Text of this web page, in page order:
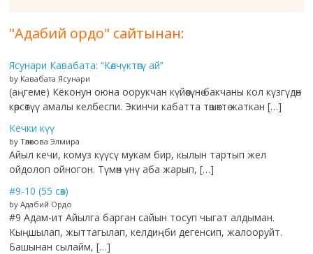
"Адабий ордо" сайтынан:
Ясунари Кавабата: “Көлчүктөгү ай”
by Кавабата Ясунари
(аңгеме) Кёконун оюна оорукчан күйөөсүнө бакчаны кол күзгүдөн
көрсөтүү амалы келбеспи. Экинчи кабатта төшөктө жаткан […]
Кечки күү
by Төлөкова Элмира
Айыл кечи, комуз күүсү мукам бир, кылын тартып жел
ойдолоп ойногон. Түмөн үнү аба жарып, […]
#9-10 (55 сөз)
by Адабий Ордо
#9 Адам-ит Айылга барган сайын тосуп чыгат алдыман.
Кыңшылап, жыттагылап, келдиңби дегенсип, жалооруйт.
Башынан сылайм, […]